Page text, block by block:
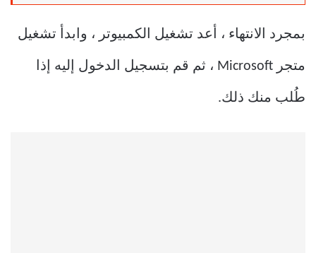
بمجرد الانتهاء ، أعد تشغيل الكمبيوتر ، وابدأ تشغيل
متجر Microsoft ، ثم قم بتسجيل الدخول إليه إذا
طُلب منك ذلك.